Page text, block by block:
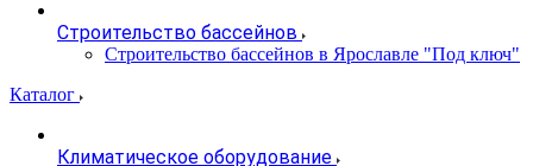
Строительство бассейнов
Строительство бассейнов в Ярославле "Под ключ"
Каталог
Климатическое оборудование